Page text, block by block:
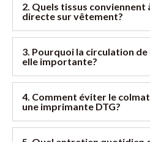
2. Quels tissus conviennent
directe sur vêtement?
3. Pourquoi la circulation
elle importante?
4. Comment éviter le
une imprimante DTG?